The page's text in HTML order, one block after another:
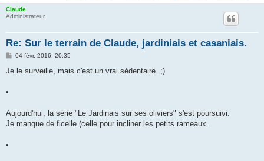
Claude
Administrateur
Re: Sur le terrain de Claude, jardiniais et casaniais.
M
s
04 févr. 2016, 20:35
Je le surveille, mais c'est un vrai sédentaire. ;)
•
Aujourd'hui, la série "Le Jardinais sur ses oliviers" s'est poursuivi.
Je manque de ficelle (celle pour incliner les petits rameaux.
•